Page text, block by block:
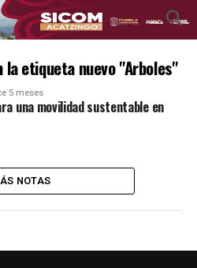
etiqueta nuevo "Arboles"
5 meses
una movilidad sustentable en
NOTAS